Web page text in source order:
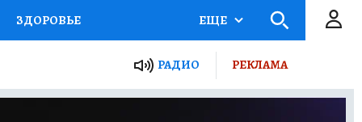
ЗДОРОВЬЕ
Я ЗНАЮ СЕМЬЯ
ЕЩЕ
РАДИО РЕКЛАМА